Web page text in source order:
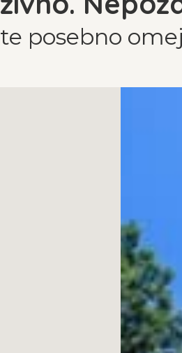
posebno